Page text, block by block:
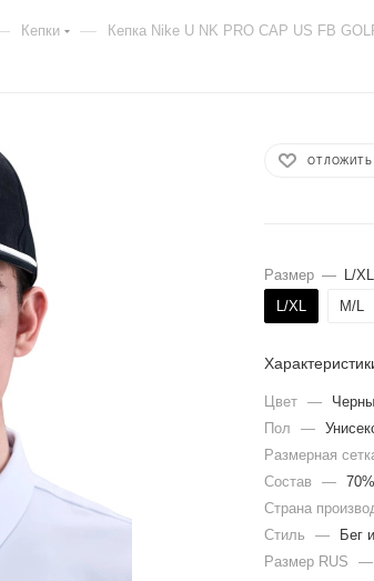
Кепки — Кепка Nike U NK PRO CAP US FB
ОТЛОЖИТЬ
Размер — L/XL
L/XL
M/L
Цвет —
Пол
—
Размерная
Состав
—
Страна
Стиль
—
Бег
Размер RUS
—